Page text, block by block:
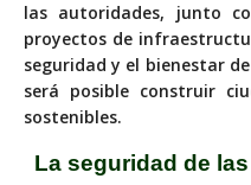
las autoridades, junto
proyectos de
seguridad y el bienestar
será posible construir
sostenibles.
La seguridad de